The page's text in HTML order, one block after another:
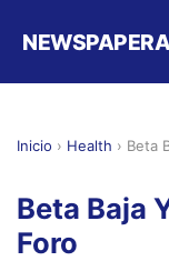
Inicio › Health › Beta
Beta Baja
Foro